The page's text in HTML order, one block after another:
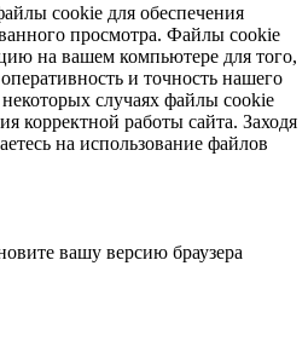
cookie для обеспечения
просмотра. Файлы cookie
на вашем компьютере для того,
и точность нашего
случаях файлы cookie
корректной работы сайта. Заходя
на использование файлов
вашу версию браузера